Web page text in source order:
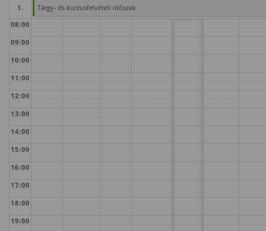
1.
Tárgy- és kurzusfelvételi időszak
08:00
09:00
10:00
11:00
12:00
13:00
14:00
15:00
16:00
17:00
18:00
19:00